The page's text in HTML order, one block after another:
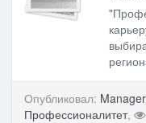
Опубликовал: Manager
Профессионалитет,